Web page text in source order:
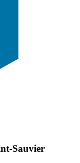
Sauvier